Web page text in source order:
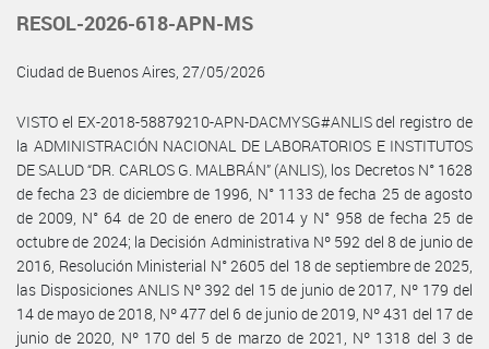
RESOL-2026-618-APN-MS
Ciudad de Buenos Aires, 27/05/2026
VISTO el EX-2018-58879210-APN-DACMYSG#ANLIS del registro de
la ADMINISTRACIÓN NACIONAL DE LABORATORIOS E INSTITUTOS
DE SALUD “DR. CARLOS G. MALBRÁN” (ANLIS), los Decretos N° 1628
de fecha 23 de diciembre de 1996, N° 1133 de fecha 25 de agosto
de 2009, N° 64 de 20 de enero de 2014 y N° 958 de fecha 25 de
octubre de 2024; la Decisión Administrativa Nº 592 del 8 de junio de
2016, Resolución Ministerial N° 2605 del 18 de septiembre de 2025,
las Disposiciones ANLIS Nº 392 del 15 de junio de 2017, Nº 179 del
14 de mayo de 2018, Nº 477 del 6 de junio de 2019, Nº 431 del 17 de
junio de 2020, Nº 170 del 5 de marzo de 2021, Nº 1318 del 3 de